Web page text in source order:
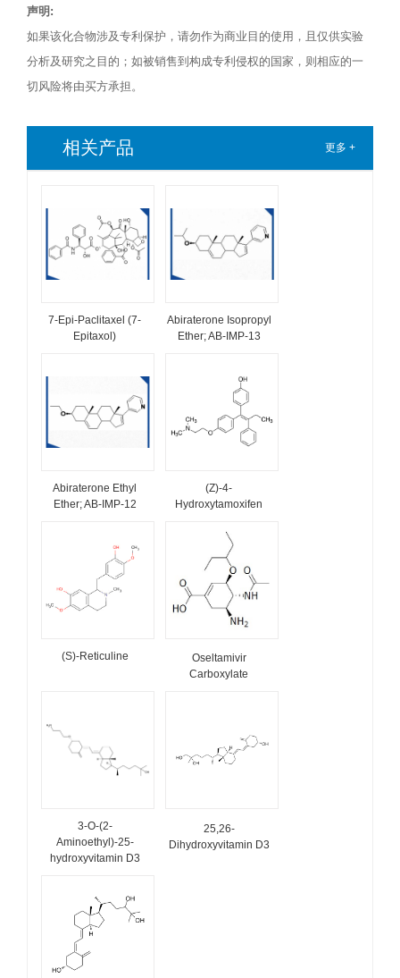
声明:
如果该化合物涉及专利保护，请勿作为商业目的使用，且仅供实验
分析及研究之目的；如被销售到构成专利侵权的国家，则相应的一
切风险将由买方承担。
相关产品 更多 +
7-Epi-Paclitaxel (7-
Epitaxol)
Abiraterone Isopropyl
Ether; AB-IMP-13
Abiraterone Ethyl
Ether; AB-IMP-12
(Z)-4-
Hydroxytamoxifen
(S)-Reticuline
Oseltamivir
Carboxylate
3-O-(2-
Aminoethyl)-25-
hydroxyvitamin D3
25,26-
Dihydroxyvitamin D3